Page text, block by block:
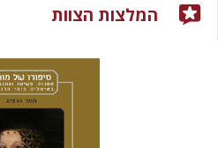
המלצות הצוות